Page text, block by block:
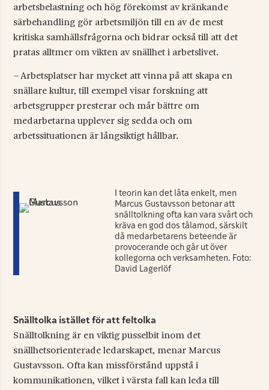
arbetsbelastning och hög förekomst av kränkande
särbehandling gör arbetsmiljön till en av de mest
kritiska samhällsfrågorna och bidrar också till att det
pratas alltmer om vikten av snällhet i arbetslivet.
– Arbetsplatser har mycket att vinna på att skapa en
snällare kultur, till exempel visar forskning att
arbetsgrupper presterar och mår bättre om
medarbetarna upplever sig sedda och om
arbetssituationen är långsiktigt hållbar.
I teorin kan det låta enkelt, men
Marcus Gustavsson betonar att
snälltolkning ofta kan vara svårt och
kräva en god dos tålamod, särskilt
då medarbetarens beteende är
provocerande och går ut över
kollegorna och verksamheten. Foto:
David Lagerlöf
Snälltolka istället för att feltolka
Snälltolkning är en viktig pusselbit inom det
snällhetsorienterade ledarskapet, menar Marcus
Gustavsson. Ofta kan missförstånd uppstå i
kommunikationen, vilket i värsta fall kan leda till